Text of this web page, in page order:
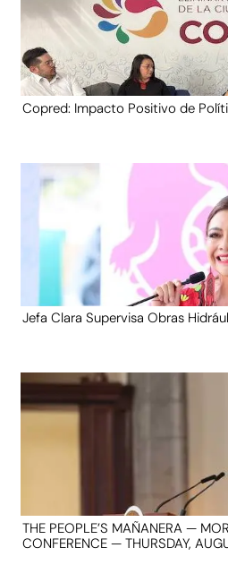
Copred: Impacto Positivo de
Jefa Clara Supervisa Obras
THE PEOPLE’S MAÑANERA —
CONFERENCE — THURSDAY,